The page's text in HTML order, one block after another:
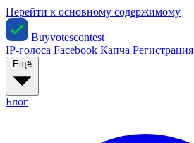
Перейти к основному содержимому
Buyvotescontest
IP-голоса Facebook Капча Регистрация
Блог